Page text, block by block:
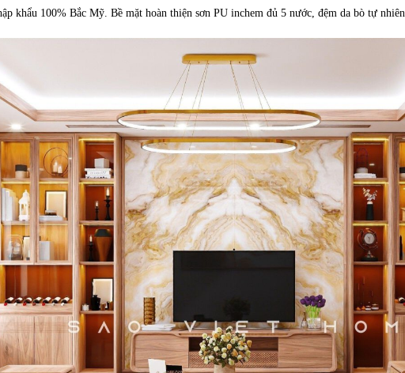
khẩu 100% Bắc Mỹ. Bề mặt hoàn thiện sơn PU inchem đủ 5 nước, đệm da bò tự nhiên.